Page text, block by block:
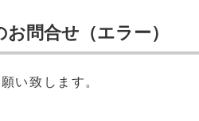
問合せ（エラー）
い致します。